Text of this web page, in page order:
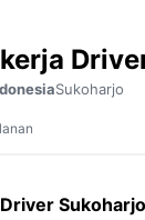
Sukoharjo
Sukoharjo